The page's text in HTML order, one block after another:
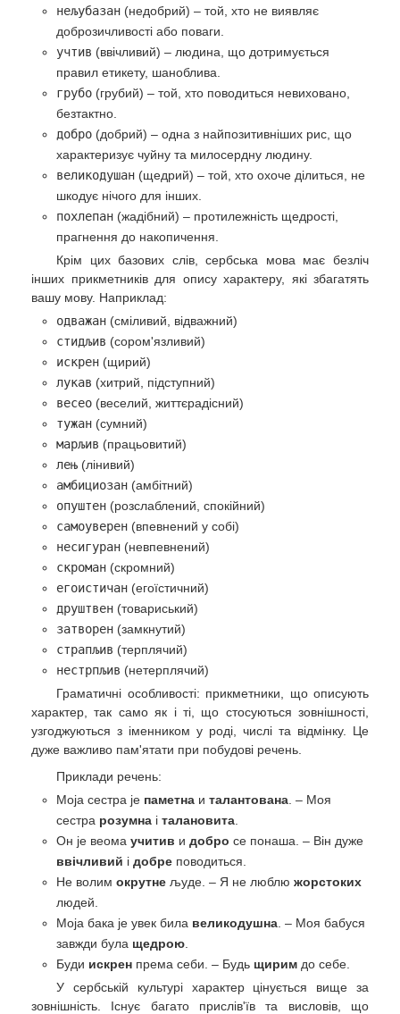
нељубазан (недобрий) – той, хто не виявляє
доброзичливості або поваги.
учтив (ввічливий) – людина, що дотримується
правил етикету, шаноблива.
грубо (грубий) – той, хто поводиться невиховано,
безтактно.
добро (добрий) – одна з найпозитивніших рис, що
характеризує чуйну та милосердну людину.
великодушан (щедрий) – той, хто охоче ділиться, не
шкодує нічого для інших.
похлепан (жадібний) – протилежність щедрості,
прагнення до накопичення.
Крім цих базових слів, сербська мова має безліч
інших прикметників для опису характеру, які збагатять
вашу мову. Наприклад:
одважан (сміливий, відважний)
стидљив (сором'язливий)
искрен (щирий)
лукав (хитрий, підступний)
весео (веселий, життєрадісний)
тужан (сумний)
марљив (працьовитий)
лењ (лінивий)
амбициозан (амбітний)
опуштен (розслаблений, спокійний)
самоуверен (впевнений у собі)
несигуран (невпевнений)
скроман (скромний)
егоистичан (егоїстичний)
друштвен (товариський)
затворен (замкнутий)
страпљив (терплячий)
нестрпљив (нетерплячий)
Граматичні особливості: прикметники, що описують
характер, так само як і ті, що стосуються зовнішності,
узгоджуються з іменником у роді, числі та відмінку. Це
дуже важливо пам'ятати при побудові речень.
Приклади речень:
Моја сестра је паметна и талантoвана . – Моя
сестра розумна і талановита
Он је веома учитив и добро се понаша. – Він дуже
ввічливий і добре поводиться.
Не волим окрутне људе. – Я не люблю жорстоких
людей.
Моја бака је увек била великодушна . – Моя бабуся
завжди була щедрою
Буди искрен према себи. – Будь щирим до себе.
У сербській культурі характер цінується вище за
зовнішність. Існує багато прислів'їв та висловів, що